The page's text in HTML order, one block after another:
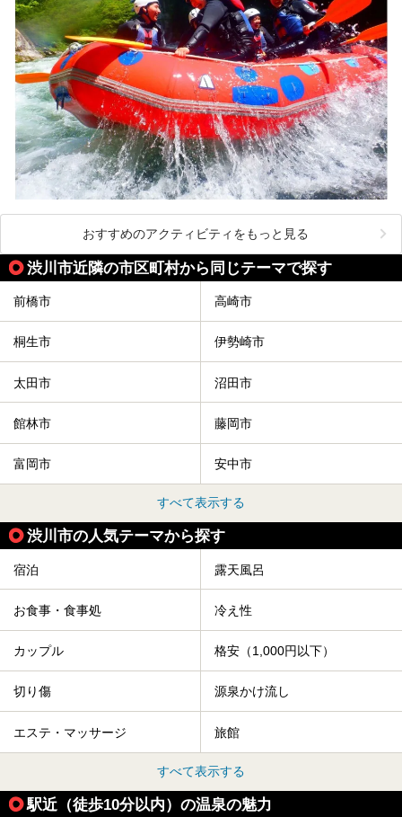
おすすめのアクティビティをもっと見る
渋川市近隣の市区町村から同じテーマで探す
前橋市 高崎市
桐生市 伊勢崎市
太田市 沼田市
館林市 藤岡市
富岡市 安中市
すべて表示する
渋川市の人気テーマから探す
宿泊 露天風呂
お食事・食事処 冷え性
カップル 格安（1,000円以下）
切り傷 源泉かけ流し
エステ・マッサージ 旅館
すべて表示する
駅近（徒歩10分以内）の温泉の魅力